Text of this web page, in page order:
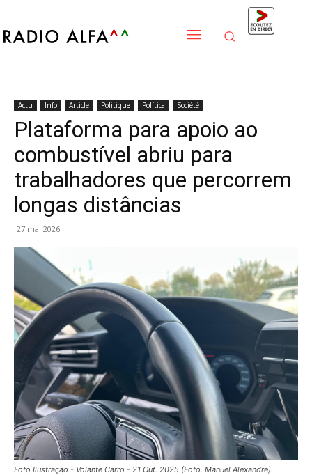
Actu Info Article Politique Política Société
Plataforma para apoio ao
combustível abriu para
trabalhadores que percorrem
longas distâncias
27 mai 2026
Foto Ilustração - Volante Carro - 21 Out. 2025 (Foto. Manuel Alexandre).